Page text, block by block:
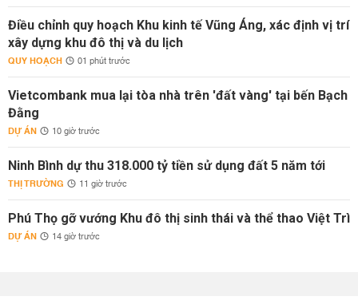
Điều chỉnh quy hoạch Khu kinh tế Vũng Áng, xác định vị trí
xây dựng khu đô thị và du lịch
QUY HOẠCH 01 phút trước
Vietcombank mua lại tòa nhà trên 'đất vàng' tại bến Bạch
Đằng
DỰ ÁN 10 giờ trước
Ninh Bình dự thu 318.000 tỷ tiền sử dụng đất 5 năm tới
THỊ TRƯỜNG 11 giờ trước
Phú Thọ gỡ vướng Khu đô thị sinh thái và thể thao Việt Trì
DỰ ÁN 14 giờ trước